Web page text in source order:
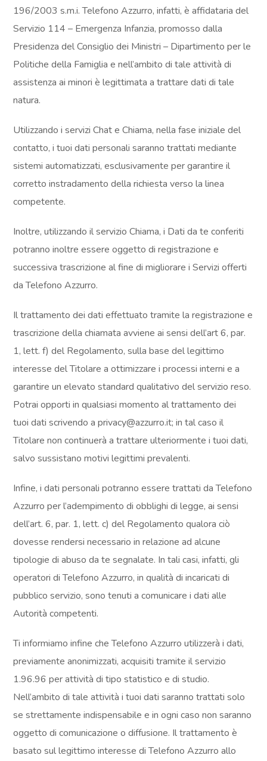
196/2003 s.m.i. Telefono Azzurro, infatti, è affidataria del
Servizio 114 – Emergenza Infanzia, promosso dalla
Presidenza del Consiglio dei Ministri – Dipartimento per le
Politiche della Famiglia e nell’ambito di tale attività di
assistenza ai minori è legittimata a trattare dati di tale
natura.
Utilizzando i servizi Chat e Chiama, nella fase iniziale del
contatto, i tuoi dati personali saranno trattati mediante
sistemi automatizzati, esclusivamente per garantire il
corretto instradamento della richiesta verso la linea
competente.
Inoltre, utilizzando il servizio Chiama, i Dati da te conferiti
potranno inoltre essere oggetto di registrazione e
successiva trascrizione al fine di migliorare i Servizi offerti
da Telefono Azzurro.
Il trattamento dei dati effettuato tramite la registrazione e
trascrizione della chiamata avviene ai sensi dell’art 6, par.
1, lett. f) del Regolamento, sulla base del legittimo
interesse del Titolare a ottimizzare i processi interni e a
garantire un elevato standard qualitativo del servizio reso.
Potrai opporti in qualsiasi momento al trattamento dei
tuoi dati scrivendo a privacy@azzurro.it; in tal caso il
Titolare non continuerà a trattare ulteriormente i tuoi dati,
salvo sussistano motivi legittimi prevalenti.
Infine, i dati personali potranno essere trattati da Telefono
Azzurro per l’adempimento di obblighi di legge, ai sensi
dell’art. 6, par. 1, lett. c) del Regolamento qualora ciò
dovesse rendersi necessario in relazione ad alcune
tipologie di abuso da te segnalate. In tali casi, infatti, gli
operatori di Telefono Azzurro, in qualità di incaricati di
pubblico servizio, sono tenuti a comunicare i dati alle
Autorità competenti.
Ti informiamo infine che Telefono Azzurro utilizzerà i dati,
previamente anonimizzati, acquisiti tramite il servizio
1.96.96 per attività di tipo statistico e di studio.
Nell’ambito di tale attività i tuoi dati saranno trattati solo
se strettamente indispensabile e in ogni caso non saranno
oggetto di comunicazione o diffusione. Il trattamento è
basato sul legittimo interesse di Telefono Azzurro allo